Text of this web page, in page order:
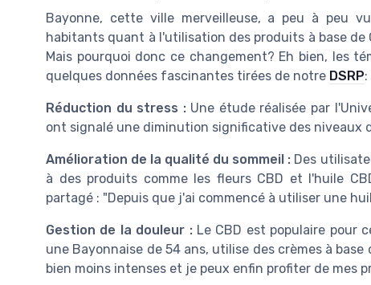
Bayonne, cette ville merveilleuse, a peu à peu
habitants quant à l'utilisation des produits à base
Mais pourquoi donc ce changement? Eh bien, les
quelques données fascinantes tirées de notre DSRP:
Réduction du stress :Une étude réalisée par
ont signalé une diminution significative des niveaux
Amélioration de la qualité du sommeil : Des
à des produits comme les fleurs CBD et l'huile
partagé : "Depuis que j'ai commencé à utiliser une
Gestion de la douleur :Le CBD est populaire pour
une Bayonnaise de 54 ans, utilise des crèmes à
bien moins intenses et je peux enfin profiter de mes